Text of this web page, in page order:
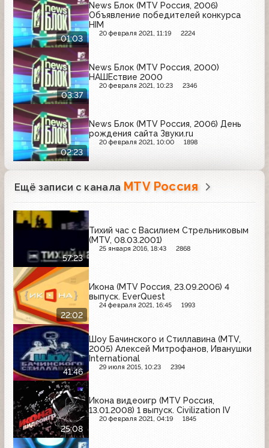
01:03
News Блок (MTV Россия, 2006)
Объявление победителей конкурса
HIM
20 февраля 2021, 11:19 2224
03:37
News Блок (MTV Россия, 2000)
НАШЕствие 2000
20 февраля 2021, 10:23 2346
02:23
News Блок (MTV Россия, 2006) День
рождения сайта Звуки.ru
20 февраля 2021, 10:00 1898
Ещё записи с канала MTV Россия
57:23
Тихий час с Василием Стрельниковым
(MTV, 08.03.2001)
25 января 2016, 18:43 2868
22:02
Икона (MTV Россия, 23.09.2006) 4
выпуск. EverQuest
24 февраля 2021, 16:45 1993
41:46
Шоу Бачинского и Стиллавина (MTV,
2005) Алексей Митрофанов, Иванушки
International
29 июля 2015, 10:23 2394
25:08
Икона видеоигр (MTV Россия,
13.01.2008) 1 выпуск. Civilization IV
20 февраля 2021, 04:19 1845